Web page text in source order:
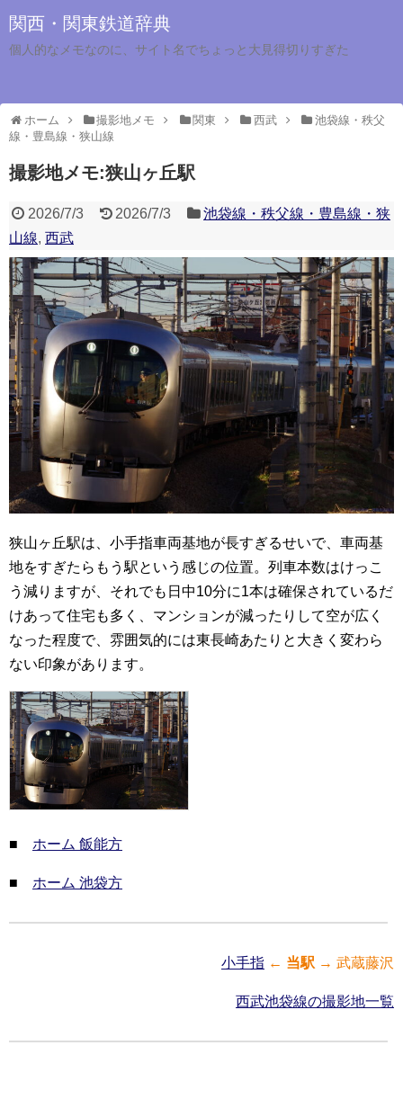
関西・関東鉄道辞典
個人的なメモなのに、サイト名でちょっと大見得切りすぎた
ホーム 撮影地メモ 関東 西武
池袋線・秩父
線・豊島線・狭山線
撮影地メモ:狭山ヶ丘駅
2026/7/3 2026/7/3
池袋線・秩父線・豊島線・狭
山線, 西武
狭山ヶ丘駅は、小手指車両基地が長すぎるせいで、車両基
地をすぎたらもう駅という感じの位置。列車本数はけっこ
う減りますが、それでも日中10分に1本は確保されているだ
けあって住宅も多く、マンションが減ったりして空が広く
なった程度で、雰囲気的には東長崎あたりと大きく変わら
ない印象があります。
■ ホーム 飯能方
■ ホーム 池袋方
小手指 ← 当駅 → 武蔵藤沢
西武池袋線の撮影地一覧